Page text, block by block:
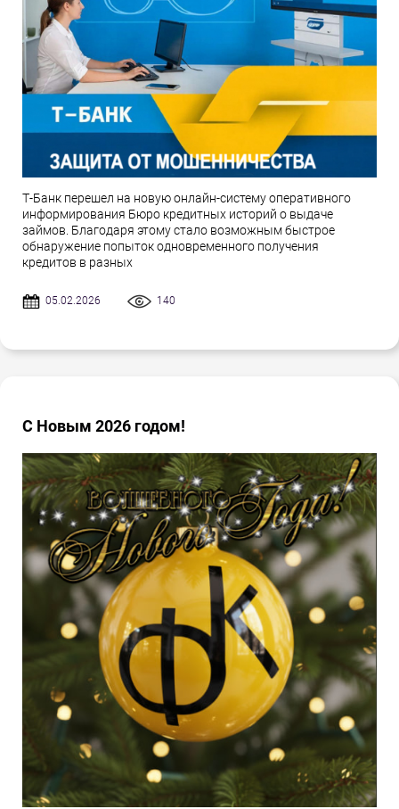
Т-Банк перешел на новую онлайн-систему оперативного
информирования Бюро кредитных историй о выдаче
займов. Благодаря этому стало возможным быстрое
обнаружение попыток одновременного получения
кредитов в разных
05.02.2026 140
С Новым 2026 годом!